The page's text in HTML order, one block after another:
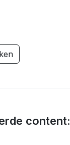
content: